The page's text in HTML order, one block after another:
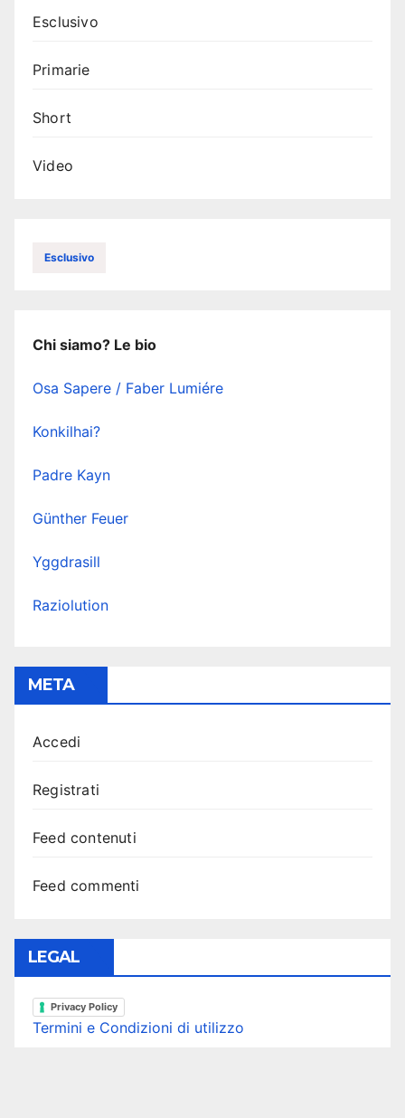
Esclusivo
Primarie
Short
Video
Esclusivo
Chi siamo? Le bio
Osa Sapere / Faber Lumiére
Konkilhai?
Padre Kayn
Günther Feuer
Yggdrasill
Raziolution
META
Accedi
Registrati
Feed contenuti
Feed commenti
LEGAL
Privacy Policy
Termini e Condizioni di utilizzo